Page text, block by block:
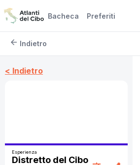
Bacheca Preferiti
arrow_back Indietro
< Indietro
Esperienza
Distretto del Cibo